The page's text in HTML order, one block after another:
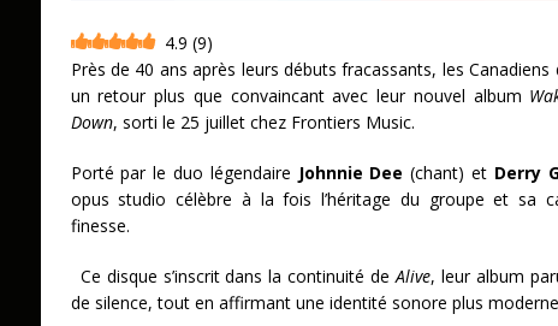
4.9 (9)
Près de 40 ans après leurs débuts fracassants, les Canadiens
un retour plus que convaincant avec leur nouvel album
Down, sorti le 25 juillet chez Frontiers Music.
Porté par le duo légendaire Johnnie Dee (chant) et Derry
opus studio célèbre à la fois l’héritage du groupe et sa
finesse.
Ce disque s’inscrit dans la continuité deAlive, leur album
de silence, tout en affirmant une identité sonore plus